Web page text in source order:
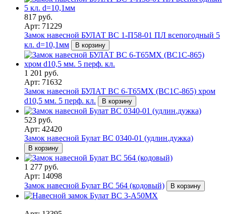
817 руб.
Арт: 71229
Замок навесной БУЛАТ ВС 1-П58-01 ПЛ всепогодный 5
кл. d=10,1мм
В корзину
1 201 руб.
Арт: 71632
Замок навесной БУЛАТ ВС 6-Т65МХ (ВС1С-865) хром
d10,5 мм. 5 перф. кл.
В корзину
523 руб.
Арт: 42420
Замок навесной Булат ВС 0340-01 (удлин.дужка)
В корзину
1 277 руб.
Арт: 14098
Замок навесной Булат ВС 564 (кодовый)
В корзину